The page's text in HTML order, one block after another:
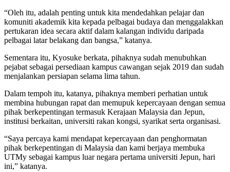
“Oleh itu, adalah penting untuk kita mendedahkan pelajar dan
komuniti akademik kita kepada pelbagai budaya dan menggalakkan
pertukaran idea secara aktif dalam kalangan individu daripada
pelbagai latar belakang dan bangsa,” katanya.
Sementara itu, Kyosuke berkata, pihaknya sudah menubuhkan
pejabat sebagai persediaan kampus cawangan sejak 2019 dan sudah
menjalankan persiapan selama lima tahun.
Dalam tempoh itu, katanya, pihaknya memberi perhatian untuk
membina hubungan rapat dan memupuk kepercayaan dengan semua
pihak berkepentingan termasuk Kerajaan Malaysia dan Jepun,
institusi berkaitan, universiti rakan kongsi, syarikat serta organisasi.
“Saya percaya kami mendapat kepercayaan dan penghormatan
pihak berkepentingan di Malaysia dan kami berjaya membuka
UTMy sebagai kampus luar negara pertama universiti Jepun, hari
ini,” katanya.